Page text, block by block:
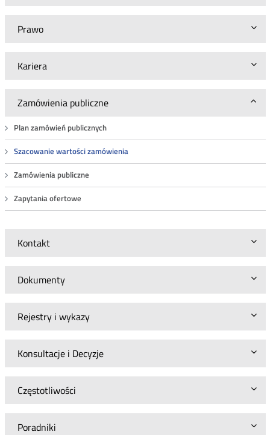
Prawo
Kariera
Zamówienia publiczne
Plan zamówień publicznych
Szacowanie wartości zamówienia
Zamówienia publiczne
Zapytania ofertowe
Kontakt
Dokumenty
Rejestry i wykazy
Konsultacje i Decyzje
Częstotliwości
Poradniki